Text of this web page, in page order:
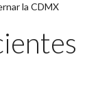
la CDMX